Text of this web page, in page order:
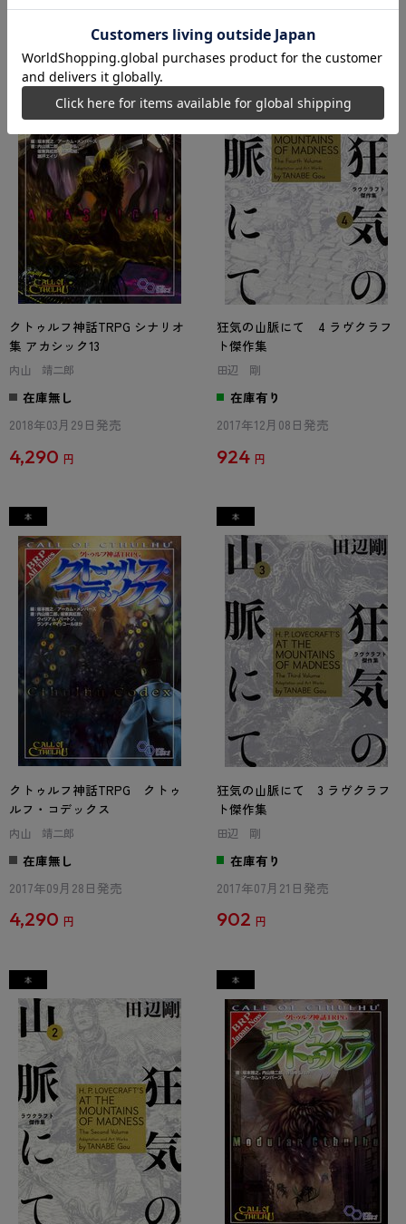
クトゥルフ神話TRPG シナリオ
集 アカシック13
内山 靖二郎
在庫無し
2018年03月29日発売
4,290 円
狂気の山脈にて 4 ラヴクラフ
ト傑作集
田辺 剛
在庫有り
2017年12月08日発売
924 円
クトゥルフ神話TRPG クトゥ
ルフ・コデックス
内山 靖二郎
在庫無し
2017年09月28日発売
4,290 円
狂気の山脈にて 3 ラヴクラフ
ト傑作集
田辺 剛
在庫有り
2017年07月21日発売
902 円